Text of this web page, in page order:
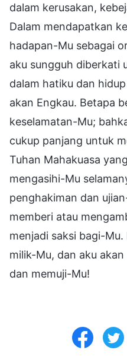
dalam kerusakan,
Dalam mendapatkan
hadapan-Mu sebagai
aku sungguh diberkati
dalam hatiku dan
akan Engkau. Betapa
keselamatan-Mu;
cukup panjang untuk
Tuhan Mahakuasa
mengasihi-Mu
penghakiman dan
memberi atau
menjadi saksi bagi-
milik-Mu, dan aku
dan memuji-Mu!